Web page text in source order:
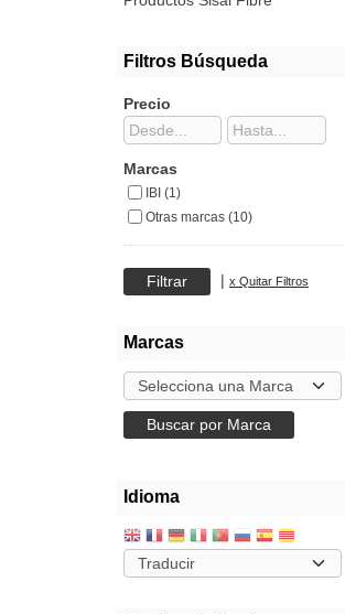
Filtros Búsqueda
Precio
Marcas
IBI (1)
Otras marcas (10)
| x Quitar Filtros
Marcas
Idioma